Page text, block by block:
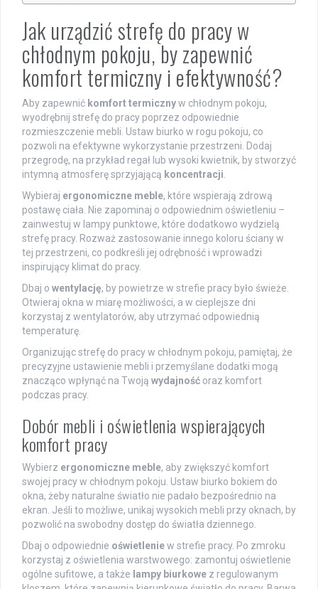
Jak urządzić strefę do pracy w
chłodnym pokoju, by zapewnić
komfort termiczny i efektywność?
Aby zapewnić komfort termicznyw chłodnym pokoju,
wyodrębnij strefę do pracy poprzez odpowiednie
rozmieszczenie mebli. Ustaw biurko w rogu pokoju, co
pozwoli na efektywne wykorzystanie przestrzeni. Dodaj
przegrodę, na przykład regał lub wysoki kwietnik, by stworzyć
intymną atmosferę sprzyjającą koncentracji
Wybieraj ergonomiczne meble, które wspierają zdrową
postawę ciała. Nie zapominaj o odpowiednim oświetleniu –
zainwestuj w lampy punktowe, które dodatkowo wydzielą
strefę pracy. Rozważ zastosowanie innego koloru ściany w
tej przestrzeni, co podkreśli jej odrębność i wprowadzi
inspirujący klimat do pracy.
Dbaj o wentylację, by powietrze w strefie pracy było świeże.
Otwieraj okna w miarę możliwości, a w cieplejsze dni
korzystaj z wentylatorów, aby utrzymać odpowiednią
temperaturę.
Organizując strefę do pracy w chłodnym pokoju, pamiętaj, że
precyzyjne ustawienie mebli i przemyślane dodatki mogą
znacząco wpłynąć na Twoją wydajność oraz komfort
podczas pracy.
Dobór mebli i oświetlenia wspierających
komfort pracy
Wybierz ergonomiczne meble, aby zwiększyć komfort
swojej pracy w chłodnym pokoju. Ustaw biurko bokiem do
okna, żeby naturalne światło nie padało bezpośrednio na
ekran. Jeśli to możliwe, unikaj wysokich mebli przy oknach, by
pozwolić na swobodny dostęp do światła dziennego.
Dbaj o odpowiednie oświetleniew strefie pracy. Po zmroku
korzystaj z oświetlenia warstwowego: zamontuj oświetlenie
ogólne sufitowe, a także lampy biurkowe z regulowanym